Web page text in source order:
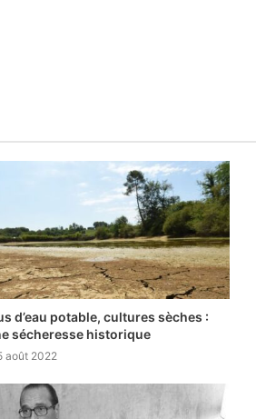
d’eau potable, cultures sèches :
sécheresse historique
août 2022